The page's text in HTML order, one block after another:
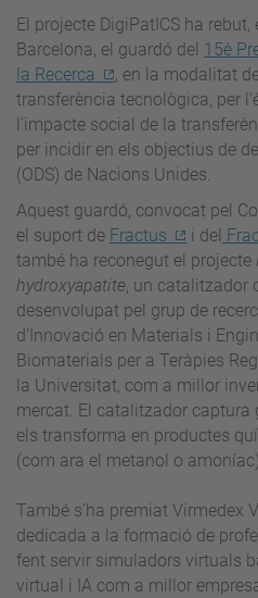
El projecte DigiPatICS ha
Barcelona, el guardó del 15è
la Recerca
, en la modalitat
transferència tecnològica, per
l’impacte social de la
per incidir en els objectius de
(ODS) de Nacions Unides.
Aquest guardó, convocat pel
el suport de Fractus i del
també ha reconegut el projecte
hydroxyapatite, un catalitzador
desenvolupat pel grup de
d’Innovació en Materials i
Biomaterials per a Teràpies
la Universitat, com a millor
mercat. El catalitzador captura
els transforma en productes
(com ara el metanol o
També s’ha premiat Virmedex
dedicada a la formació de
fent servir simuladors virtuals
virtual i IA com a millor